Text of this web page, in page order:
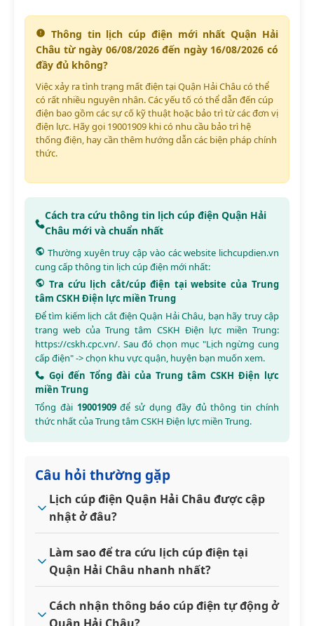
Thông tin lịch cúp điện mới nhất Quận Hải
Châu từ ngày 06/08/2026 đến ngày 16/08/2026 có
đầy đủ không?
Việc xảy ra tình trạng mất điện tại Quận Hải Châu có thể
có rất nhiều nguyên nhân. Các yếu tố có thể dẫn đến cúp
điện bao gồm các sự cố kỹ thuật hoặc bảo trì từ các đơn vị
điện lực. Hãy gọi 19001909 khi có nhu cầu bảo trì hệ
thống điện, hay cần thêm hướng dẫn các biện pháp chính
thức.
Cách tra cứu thông tin lịch cúp điện Quận Hải
Châu mới và chuẩn nhất
Thường xuyên truy cập vào các website lichcupdien.vn
cung cấp thông tin lịch cúp điện mới nhất:
Tra cứu lịch cắt/cúp điện tại website của Trung
tâm CSKH Điện lực miền Trung
Để tìm kiếm lịch cắt điện Quận Hải Châu, bạn hãy truy cập
trang web của Trung tâm CSKH Điện lực miền Trung:
https://cskh.cpc.vn/. Sau đó chọn mục "Lịch ngừng cung
cấp điện" -> chọn khu vực quận, huyện bạn muốn xem.
Gọi đến Tổng đài của Trung tâm CSKH Điện lực
miền Trung
Tổng đài 19001909để sử dụng đầy đủ thông tin chính
thức nhất của Trung tâm CSKH Điện lực miền Trung.
Câu hỏi thường gặp
Lịch cúp điện Quận Hải Châu được cập
nhật ở đâu?
Làm sao để tra cứu lịch cúp điện tại
Quận Hải Châu nhanh nhất?
Cách nhận thông báo cúp điện tự động ở